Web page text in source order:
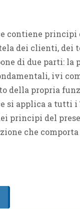
contiene
dei clienti, dei
di due parti:
ivi
della propria
si applica a tutti
principi del
che